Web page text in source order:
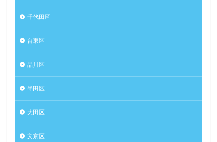
千代田区
台東区
品川区
墨田区
大田区
文京区